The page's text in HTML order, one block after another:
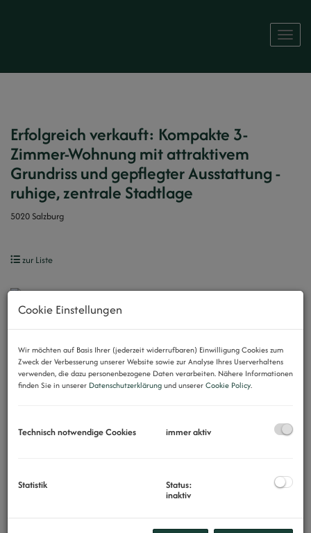
Erfolgreich verkauft: Kompakte 3-
Zimmer-Wohnung mit attraktivem
Grundriss und gepflegter Ausstattung -
ruhige, zentrale Stadtlage
5020 Salzburg
zur Liste
Cookie Einstellungen
Wir möchten auf Basis Ihrer (jederzeit widerrufbaren) Einwilligung Cookies zum
Zweck der Verbesserung unserer Website sowie zur Analyse Ihres Userverhaltens
verwenden, die dazu personenbezogene Daten verarbeiten. Nähere Informationen
finden Sie in unserer Datenschutzerklärungund unsererCookie Policy.
Technisch notwendige Cookies immer aktiv
Statistik Status:
inaktiv